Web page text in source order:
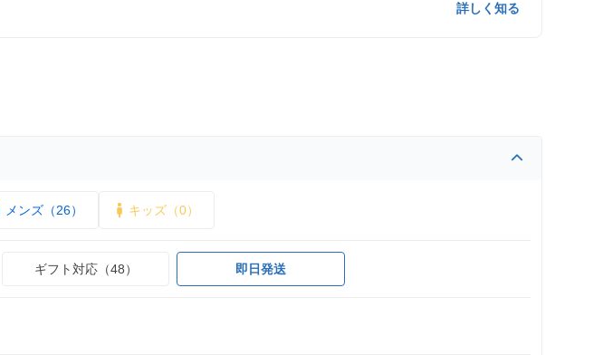
詳しく知る
メンズ（26） キッズ（0）
ギフト対応（48） 即日発送